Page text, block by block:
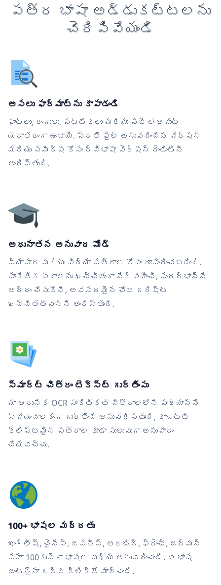
పత్ర భాషా అడ్డుకట్టలను
చెరిపివేయండి
అసలు ఫార్మాట్‌ను కాపాడండి
ఫాంట్లు, రంగులు, పట్టికలు మరియు పేజీ లేఅవుట్
యథాతథంగా ఉంటాయి. ప్రతి ఫైల్ అనువదించిన వెర్షన్
మరియు సమీక్ష కోసం ద్విభాషా వెర్షన్ రెండింటినీ
అందిస్తుంది.
అధునాతన అనువాద మోడ్
వ్యాపార మరియు విద్యా పత్రాల కోసం రూపొందించబడింది.
సాంకేతిక పదాలను ఖచ్చితంగా నిర్వహించి, సందర్భాన్ని
అర్థం చేసుకొని, అవసరమైన చోట గరిష్ట
ఖచ్చితత్వాన్ని అందిస్తుంది.
స్మార్ట్ చిత్రం టెక్స్ట్ గుర్తింపు
మా ఆధునిక OCR సాంకేతికత చిత్రాలలోని పాఠ్యాన్ని
స్వయంచాలకంగా గుర్తించి అనువదిస్తుంది, కాబట్టి
క్లిష్టమైన పత్రాల కూడా సులువుగా అనువాదం
చేయవచ్చు.
100+ భాషల మద్దతు
ఇంగ్లీష్, చైనీస్, జపనీస్, అరబిక్, ఫ్రెంచ్, జర్మన్
సహా 100కుపైగా భాషల మధ్య అనువదించండి. ఏ భాష
జంటనైనా ఒక్క క్లిక్‌తో మార్చండి.